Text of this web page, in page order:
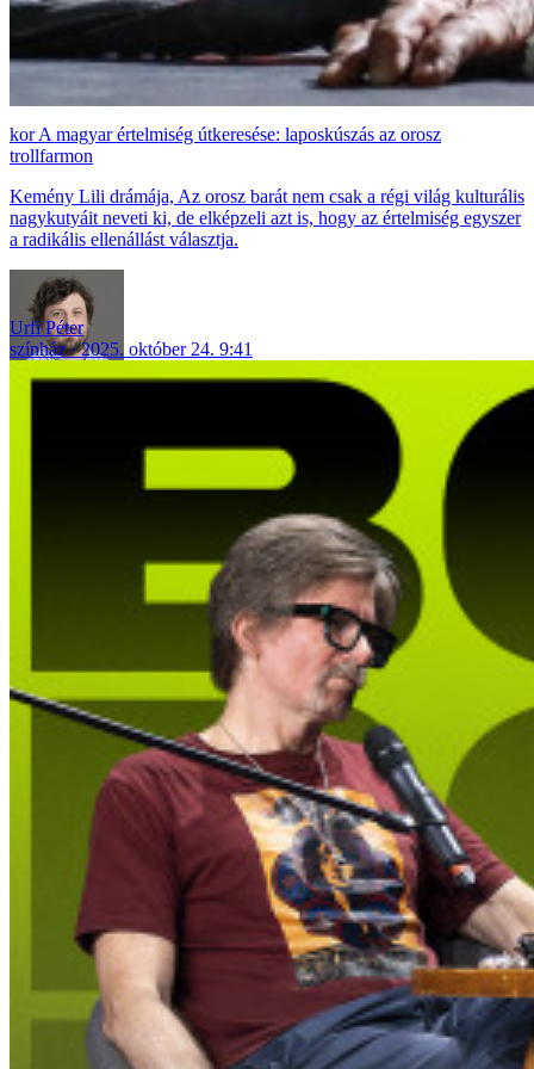
A magyar értelmiség útkeresése: laposkúszás az orosz
trollfarmon
Kemény Lili drámája, Az orosz barát nem csak a régi világ kulturális
nagykutyáit neveti ki, de elképzeli azt is, hogy az értelmiség egyszer
a radikális ellenállást választja.
Urfi Péter
színház
2025. október 24. 9:41